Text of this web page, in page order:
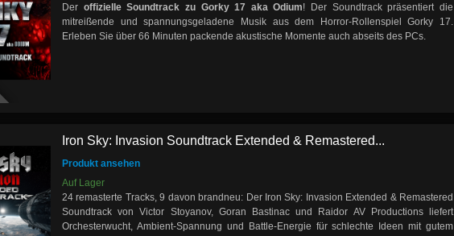
Der offizielle Soundtrack zu Gorky 17 aka Odium! Der Soundtrack präsentiert die
mitreißende und spannungsgeladene Musik aus dem Horror-Rollenspiel Gorky 17.
Erleben Sie über 66 Minuten packende akustische Momente auch abseits des PCs.
Iron Sky: Invasion Soundtrack Extended & Remastered...
Produkt ansehen
Auf Lager
24 remasterte Tracks, 9 davon brandneu: Der Iron Sky: Invasion Extended & Remastered
Soundtrack von Victor Stoyanov, Goran Bastinac und Raidor AV Productions liefert
Orchesterwucht, Ambient-Spannung und Battle-Energie für schlechte Ideen mit gutem